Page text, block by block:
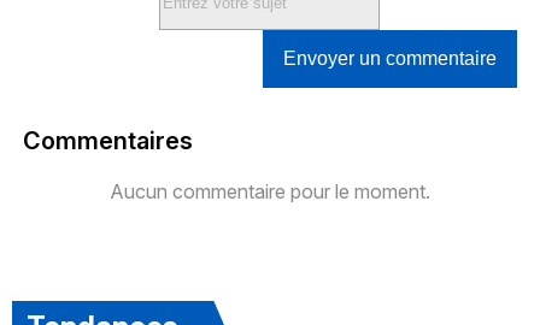
Envoyer un commentaire
Commentaires
Aucun commentaire pour le moment.